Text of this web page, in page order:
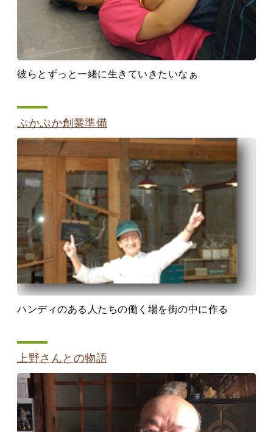
彼らとずっと一緒に生きていきたいなぁ
ぷかぷか創業準備
ハンディのある人たちの働く場を街の中に作る
上野さんとの物語